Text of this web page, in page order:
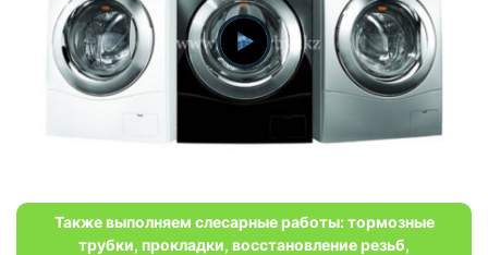
Также выполняем слесарные работы: тормозные
трубки, прокладки, восстановление резьб,